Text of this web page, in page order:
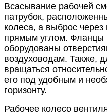
Всасывание рабочей
патрубок,
колеса, а выброс
прямым углом. Фланцы
оборудованы
воздуховодам. Также,
вращаться
его под удобным и
горизонту.
Рабочее колесо